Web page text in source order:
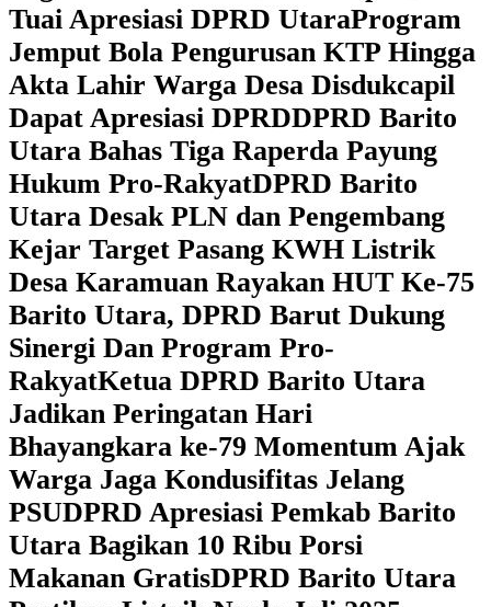
Tuai Apresiasi DPRD UtaraProgram
Jemput Bola Pengurusan KTP Hingga
Akta Lahir Warga Desa Disdukcapil
Dapat Apresiasi DPRDDPRD Barito
Utara Bahas Tiga Raperda Payung
Hukum Pro-RakyatDPRD Barito
Utara Desak PLN dan Pengembang
Kejar Target Pasang KWH Listrik
Desa Karamuan Rayakan HUT Ke-75
Barito Utara, DPRD Barut Dukung
Sinergi Dan Program Pro-
RakyatKetua DPRD Barito Utara
Jadikan Peringatan Hari
Bhayangkara ke-79 Momentum Ajak
Warga Jaga Kondusifitas Jelang
PSUDPRD Apresiasi Pemkab Barito
Utara Bagikan 10 Ribu Porsi
Makanan GratisDPRD Barito Utara